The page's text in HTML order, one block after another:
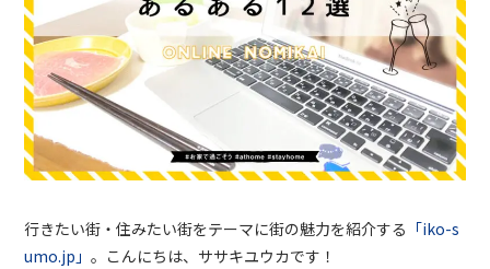
行きたい街・住みたい街をテーマに街の魅力を紹介する 「iko-s
umo.jp」。こんにちは、ササキユウカです！